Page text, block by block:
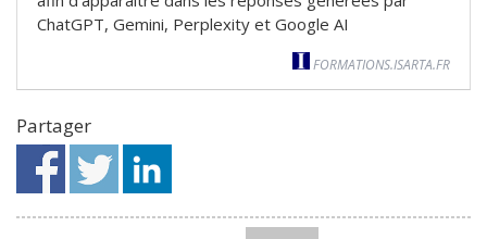
ChatGPT, Gemini, Perplexity et Google AI
FORMATIONS.ISARTA.FR
Partager